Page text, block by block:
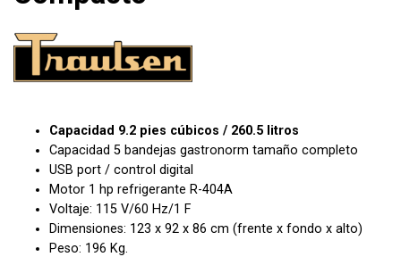
Capacidad 9.2 pies cúbicos / 260.5 litros
Capacidad 5 bandejas gastronorm tamaño completo
USB port / control digital
Motor 1 hp refrigerante R-404A
Voltaje: 115 V/60 Hz/1 F
Dimensiones: 123 x 92 x 86 cm (frente x fondo x alto)
Peso: 196 Kg.